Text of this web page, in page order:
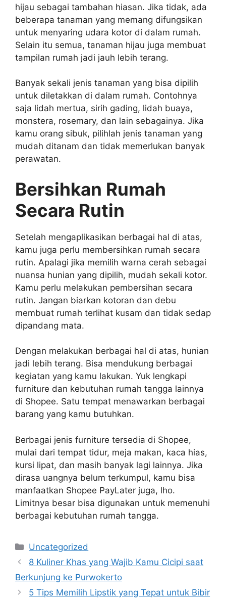
hijau sebagai tambahan hiasan. Jika tidak, ada
beberapa tanaman yang memang difungsikan
untuk menyaring udara kotor di dalam rumah.
Selain itu semua, tanaman hijau juga membuat
tampilan rumah jadi jauh lebih terang.
Banyak sekali jenis tanaman yang bisa dipilih
untuk diletakkan di dalam rumah. Contohnya
saja lidah mertua, sirih gading, lidah buaya,
monstera, rosemary, dan lain sebagainya. Jika
kamu orang sibuk, pilihlah jenis tanaman yang
mudah ditanam dan tidak memerlukan banyak
perawatan.
Bersihkan Rumah
Secara Rutin
Setelah mengaplikasikan berbagai hal di atas,
kamu juga perlu membersihkan rumah secara
rutin. Apalagi jika memilih warna cerah sebagai
nuansa hunian yang dipilih, mudah sekali kotor.
Kamu perlu melakukan pembersihan secara
rutin. Jangan biarkan kotoran dan debu
membuat rumah terlihat kusam dan tidak sedap
dipandang mata.
Dengan melakukan berbagai hal di atas, hunian
jadi lebih terang. Bisa mendukung berbagai
kegiatan yang kamu lakukan. Yuk lengkapi
furniture dan kebutuhan rumah tangga lainnya
di Shopee. Satu tempat menawarkan berbagai
barang yang kamu butuhkan.
Berbagai jenis furniture tersedia di Shopee,
mulai dari tempat tidur, meja makan, kaca hias,
kursi lipat, dan masih banyak lagi lainnya. Jika
dirasa uangnya belum terkumpul, kamu bisa
manfaatkan Shopee PayLater juga, lho.
Limitnya besar bisa digunakan untuk memenuhi
berbagai kebutuhan rumah tangga.
Kategori
Uncategorized
8 Kuliner Khas yang Wajib Kamu Cicipi saat
Berkunjung ke Purwokerto
5 Tips Memilih Lipstik yang Tepat untuk Bibir